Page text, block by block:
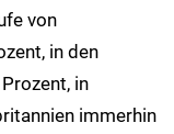
von
in den
in
immerhin